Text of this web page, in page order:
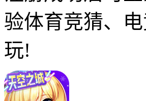
验体育竞猜、
玩!